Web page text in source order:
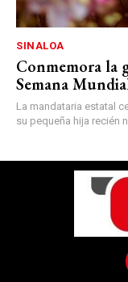
SINALOA
Conmemora la
Semana
La mandataria estatal